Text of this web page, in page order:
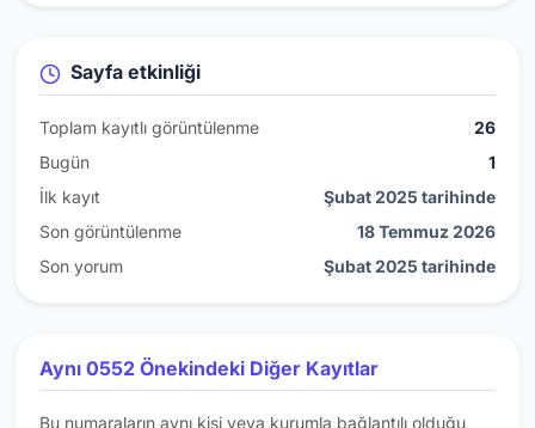
Sayfa etkinliği
Toplam kayıtlı görüntülenme
26
Bugün
1
İlk kayıt
Şubat 2025 tarihinde
Son görüntülenme
18 Temmuz 2026
Son yorum
Şubat 2025 tarihinde
Aynı 0552 Önekindeki Diğer Kayıtlar
Bu numaraların aynı kişi veya kurumla bağlantılı olduğu